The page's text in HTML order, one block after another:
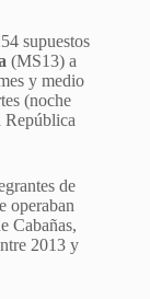
supuestos
(MS13) a
y medio
(noche
República
de
operaban
Cabañas,
2013 y